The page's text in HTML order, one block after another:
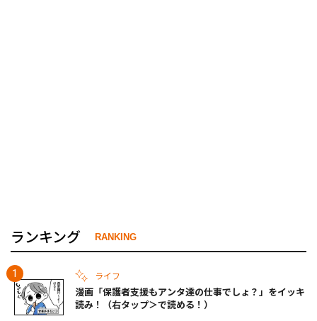
ランキング RANKING
ライフ
漫画「保護者支援もアンタ達の仕事でしょ？」をイッキ
読み！（右タップ＞で読める！）